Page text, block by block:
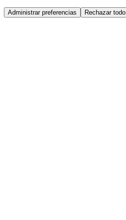
Administrar preferencias Rechazar todo